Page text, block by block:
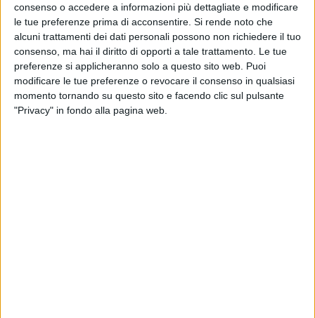
consenso o accedere a informazioni più dettagliate e modificare
le tue preferenze prima di acconsentire. Si rende noto che
alcuni trattamenti dei dati personali possono non richiedere il tuo
consenso, ma hai il diritto di opporti a tale trattamento. Le tue
preferenze si applicheranno solo a questo sito web. Puoi
modificare le tue preferenze o revocare il consenso in qualsiasi
momento tornando su questo sito e facendo clic sul pulsante
"Privacy" in fondo alla pagina web.
Al via il nuovo volo di Ita
Airways tra Roma e Rio de
Janeiro
ITALIA 30 OTTOBRE 2023